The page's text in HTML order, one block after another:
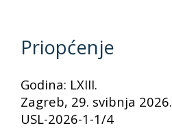
Priopćenje
Godina: LXIII.
Zagreb, 29. svibnja 2026.
USL-2026-1-1/4